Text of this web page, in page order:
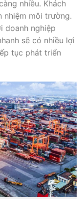
nhiều. Khách
nhiệm môi trường.
doanh nghiệp
sẽ có nhiều lợi
tục phát triển